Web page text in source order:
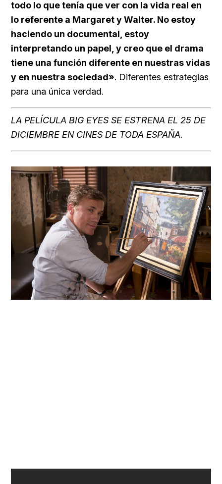
todo lo que tenía que ver con la vida real en
lo referente a Margaret y Walter. No estoy
haciendo un documental, estoy
interpretando un papel, y creo que el drama
tiene una función diferente en nuestras vidas
y en nuestra sociedad». Diferentes estrategias
para una única verdad.
LA PELÍCULA BIG EYES SE ESTRENA EL 25 DE
DICIEMBRE EN CINES DE TODA ESPAÑA.